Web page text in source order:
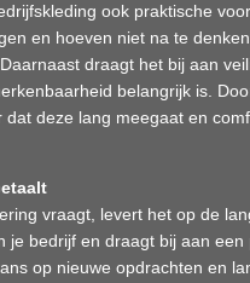
ook praktische
en hoeven niet na te
draagt het bij aan
belangrijk is.
deze lang meegaat en
vraagt, levert het op de
je bedrijf en draagt bij aan
op nieuwe opdrachten en